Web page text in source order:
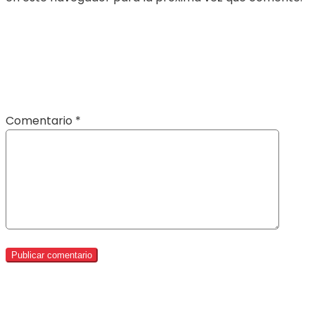
Comentario *